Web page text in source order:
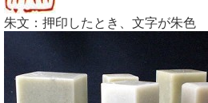
朱文：押印したとき、文字が朱色